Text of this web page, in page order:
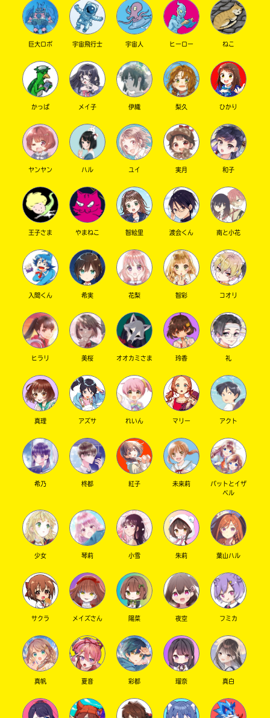
Loading . ..
キーワードから探す
オフィシャルアカウント
SNSでシェアする
ぜひ読んでみてね～～～
巨大ロボ 宇宙飛行士 宇宙人 ヒーロー ねこ
かっぱ メイ子 伊織 梨久 ひかり
ヤンヤン ハル ユイ 実月 和子
王子さま やまねこ 智絵里 渡会くん 南と小花
入間くん 希実 花梨 智彩 コオリ
ヒラリ 美桜 オオカミさま 玲香 礼
真理 アズサ れいん マリー アクト
希乃 柊都 紅子 未来莉
パットとイザ
ベル
少女 琴莉 小雪 朱莉 葉山ハル
サクラ メイズさん 陽菜 夜空 フミカ
真帆 夏音 彩都 瑠奈 真白
力
内
ラ
ー
る
の
一